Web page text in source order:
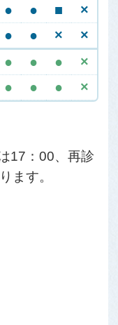
17：00、再診
ます。
● ● ■ ×
● ● × ×
● ● ● ×
● ● ● ×